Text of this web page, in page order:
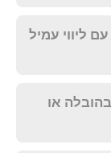
ליווי עמיל
או